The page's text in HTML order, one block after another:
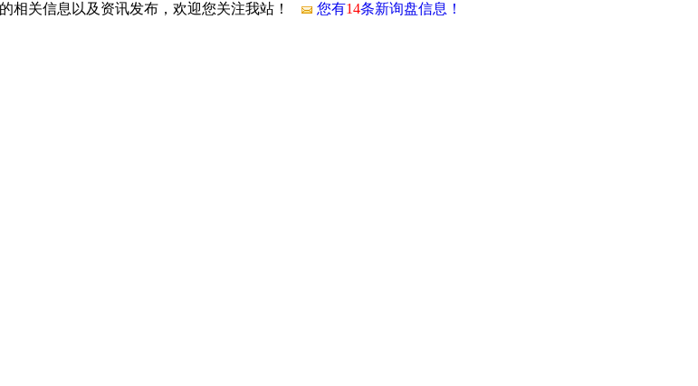
相关信息以及资讯发布，欢迎您关注我站！ 您有14条新询盘信息！